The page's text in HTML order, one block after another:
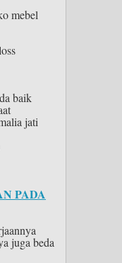
mebel
baik
jati
PADA
juga beda